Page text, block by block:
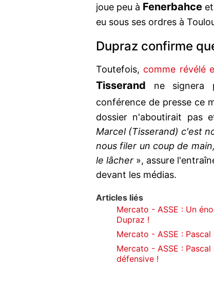
joue peu à Fenerbahce
eu sous ses ordres à
Dupraz confirme
Toutefois, comme révélé
Tisserand ne signera
conférence de presse ce
dossier n'aboutirait pas
Marcel (Tisserand) c'est
nous filer un coup de
le lâcher », assure
devant les médias.
Articles liés
Mercato - ASSE : Un
Dupraz !
Mercato - ASSE : Pascal
Mercato - ASSE :
défensive !